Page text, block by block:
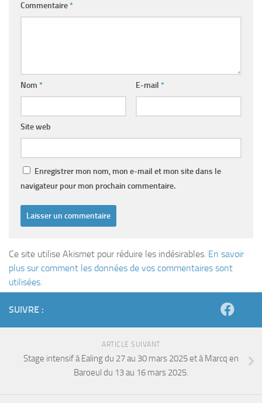
Commentaire*
Nom * E-mail *
Site web
Enregistrer mon nom, mon e-mail et mon site dans le
navigateur pour mon prochain commentaire.
Ce site utilise Akismet pour réduire les indésirables. En savoir
plus sur comment les données de vos commentaires sont
utilisées.
SUIVRE :
ARTICLE SUIVANT
Stage intensif à Ealing du 27 au 30 mars 2025 et à Marcq en
Baroeul du 13 au 16 mars 2025.